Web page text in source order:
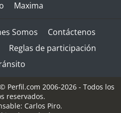
Maxima
Somos
Contáctenos
Reglas de participación
Perfil.com 2006-2026 - Todos los
reservados.
Carlos Piro.